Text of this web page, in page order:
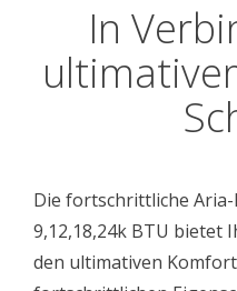
In
Die fortschrittliche
9,12,18,24k BTU bietet
den ultimativen